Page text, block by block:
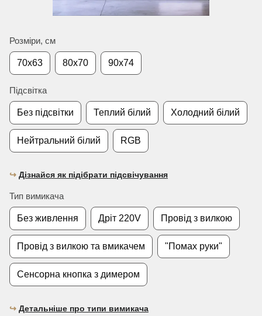
Розміри, см
70х63 80х70 90х74
Підсвітка
Без підсвітки Теплий білий Холодний білий
Нейтральний білий RGB
↪︎ Дізнайся як підібрати підсвічування
Тип вимикача
Без живлення Дріт 220V Провід з вилкою
Провід з вилкою та вмикачем "Помах руки"
Сенсорна кнопка з димером
↪︎ Детальніше про типи вимикача